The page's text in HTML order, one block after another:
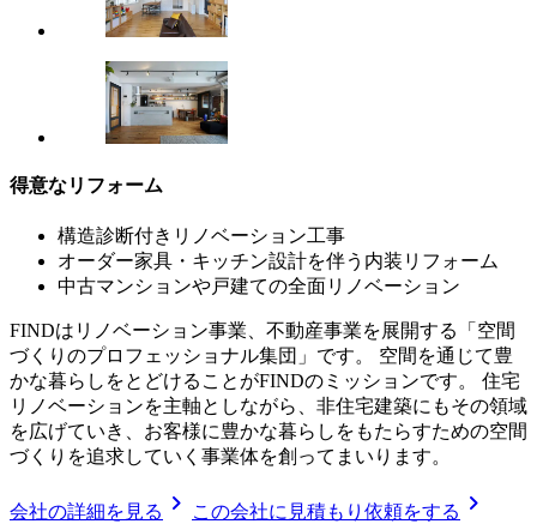
得意なリフォーム
構造診断付きリノベーション工事
オーダー家具・キッチン設計を伴う内装リフォーム
中古マンションや戸建ての全面リノベーション
FINDはリノベーション事業、不動産事業を展開する「空間
づくりのプロフェッショナル集団」です。 空間を通じて豊
かな暮らしをとどけることがFINDのミッションです。 住宅
リノベーションを主軸としながら、非住宅建築にもその領域
を広げていき、お客様に豊かな暮らしをもたらすための空間
づくりを追求していく事業体を創ってまいります。
会社の詳細を見る chevron_right この会社に見積もり依頼をする chevron_right